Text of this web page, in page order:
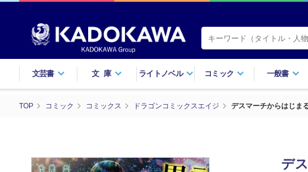
文芸書 文庫 ライトノベル コミック 一般書
TOP コミック コミックス ドラゴンコミックスエイジ デスマーチからはじま
デ